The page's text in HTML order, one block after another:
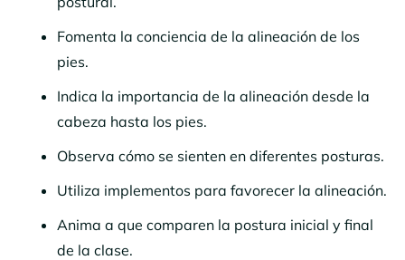
Fomenta la conciencia de la alineación de los
pies.
Indica la importancia de la alineación desde la
cabeza hasta los pies.
Observa cómo se sienten en diferentes posturas.
Utiliza implementos para favorecer la alineación.
Anima a que comparen la postura inicial y final
de la clase.